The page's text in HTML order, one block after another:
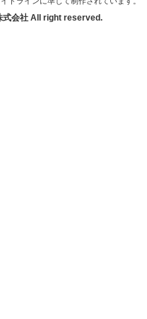
式会社 All right reserved.